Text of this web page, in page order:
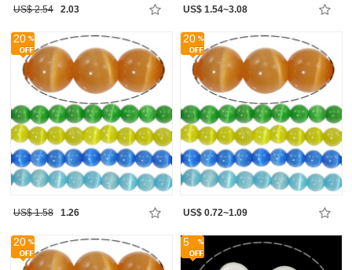
US$ 2.54 2.03 US$ 1.54~3.08
20
US$ 1.58 1.26
20
US$ 0.72~1.09
20 5